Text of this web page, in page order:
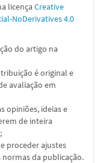
licença Creative
NoDerivatives 4.0
do artigo na
é original e
avaliação em
opiniões, ideias e
de inteira
proceder ajustes
da publicação.